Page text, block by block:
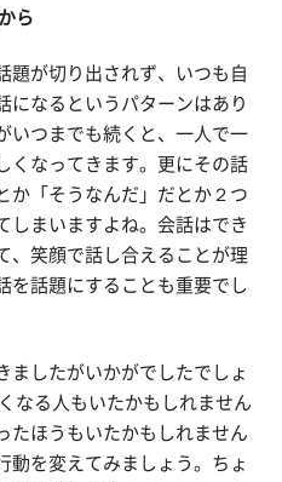
ら
題が切り出されず、いつも自
になるというパターンはあり
いつまでも続くと、一人で一
くなってきます。更にその話
か「そうなんだ」だとか２つ
しまいますよね。会話はでき
、笑顔で話し合えることが理
を話題にすることも重要でし
ましたがいかがでしたでしょ
なる人もいたかもしれません
たほうもいたかもしれません
動を変えてみましょう。ちょ